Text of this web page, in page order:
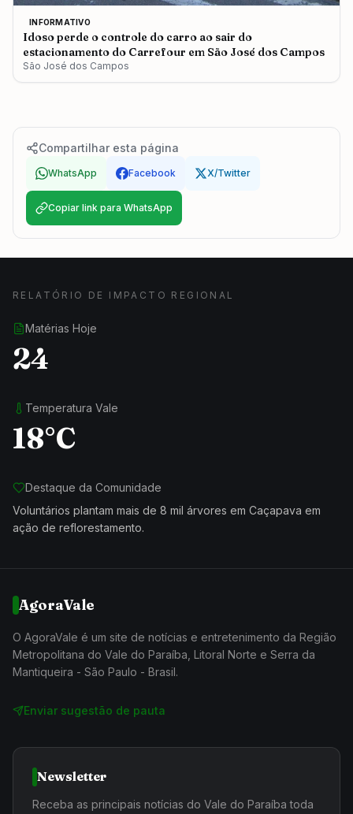
INFORMATIVO
Idoso perde o controle do carro ao sair do
estacionamento do Carrefour em São José dos Campos
São José dos Campos
Compartilhar esta página
WhatsApp Facebook X/Twitter
Copiar link para WhatsApp
RELATÓRIO DE IMPACTO REGIONAL
Matérias Hoje
24
Temperatura Vale
18°C
Destaque da Comunidade
Voluntários plantam mais de 8 mil árvores em Caçapava em
ação de reflorestamento.
AgoraVale
O AgoraVale é um site de notícias e entretenimento da Região
Metropolitana do Vale do Paraíba, Litoral Norte e Serra da
Mantiqueira - São Paulo - Brasil.
Enviar sugestão de pauta
Newsletter
Receba as principais notícias do Vale do Paraíba toda